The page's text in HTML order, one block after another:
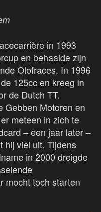
in 1993
en behaalde zijn
Olofraces. In 1996
125cc en kreeg in
de Dutch TT.
Gebben Motoren en
meteen in zich te
– een jaar later –
hij viel uit. Tijdens
in 2000 dreigde
mocht toch starten